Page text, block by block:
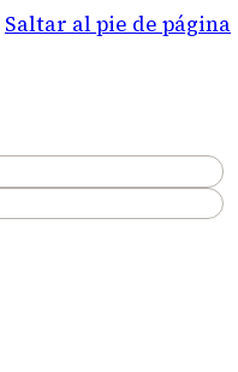
Saltar al pie de página